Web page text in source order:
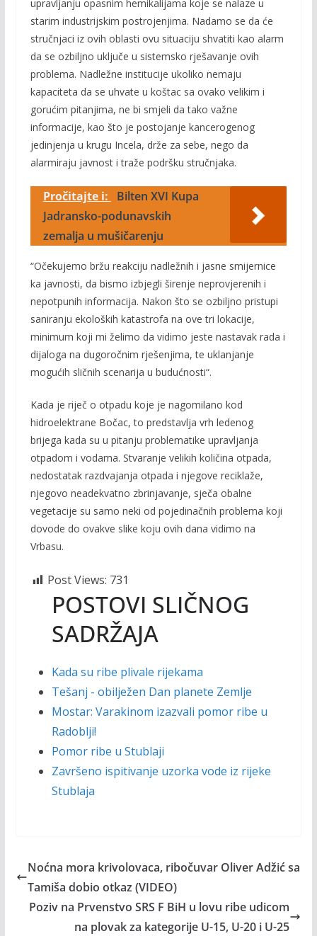
upravljanju opasnim hemikalijama koje se nalaze u
starim industrijskim postrojenjima. Nadamo se da će
stručnjaci iz ovih oblasti ovu situaciju shvatiti kao alarm
da se ozbiljno uključe u sistemsko rješavanje ovih
problema. Nadležne institucije ukoliko nemaju
kapaciteta da se uhvate u koštac sa ovako velikim i
gorućim pitanjima, ne bi smjeli da tako važne
informacije, kao što je postojanje kancerogenog
jedinjenja u krugu Incela, drže za sebe, nego da
alarmiraju javnost i traže podršku stručnjaka.
Pročitajte i:
Bilten XVI Kupa
Jadransko-podunavskih
zemalja u mušičarenju
“Očekujemo bržu reakciju nadležnih i jasne smijernice
ka javnosti, da bismo izbjegli širenje neprovjerenih i
nepotpunih informacija. Nakon što se ozbiljno pristupi
saniranju ekoloških katastrofa na ove tri lokacije,
minimum koji mi želimo da vidimo jeste nastavak rada i
dijaloga na dugoročnim rješenjima, te uklanjanje
mogućih sličnih scenarija u budućnosti“.
Kada je riječ o otpadu koje je nagomilano kod
hidroelektrane Bočac,to predstavlja vrh ledenog
brijega kada su u pitanju problematike upravljanja
otpadom i vodama. Stvaranje velikih količina otpada,
nedostatak razdvajanja otpada i njegove reciklaže,
njegovo neadekvatno zbrinjavanje, sječa obalne
vegetacije su samo neki od pojedinačnih problema koji
dovode do ovakve slike koju ovih dana vidimo na
Vrbasu.
Post Views: 731
POSTOVI SLIČNOG
SADRŽAJA
Kada su ribe plivale rijekama
Tešanj - obilježen Dan planete Zemlje
Mostar: Varakinom izazvali pomor ribe u
Radoblji!
Pomor ribe u Stublaji
Završeno ispitivanje uzorka vode iz rijeke
Stublaja
Noćna mora krivolovaca, ribočuvar Oliver Adžić sa
Tamiša dobio otkaz (VIDEO)
Poziv na Prvenstvo SRS F BiH u lovu ribe udicom
na plovak za kategorije U-15, U-20 i U-25